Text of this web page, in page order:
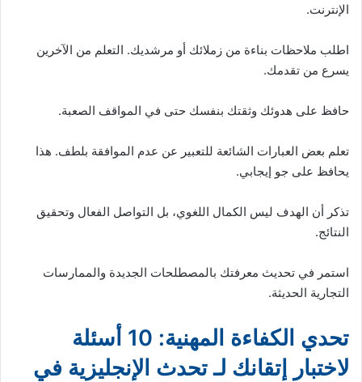
الإنترنت.
اطلب ملاحظات بناءة من زملائك أو مرشديك. التعلم من الآخرين
يسرع من تقدمك.
حافظ على هدوئك وثقتك بنفسك حتى في المواقف الصعبة.
تعلم بعض العبارات الشائعة للتعبير عن عدم الموافقة بلطف. هذا
يحافظ على جو إيجابي.
تذكر أن الهدف ليس الكمال اللغوي، بل التواصل الفعال وتحقيق
النتائج.
استمر في تحديث معرفتك بالمصطلحات الجديدة والممارسات
التجارية الحديثة.
تحدي الكفاءة المهنية: 10 أسئلة
لاختبار إتقانك لـ تحدث الإنجليزية في